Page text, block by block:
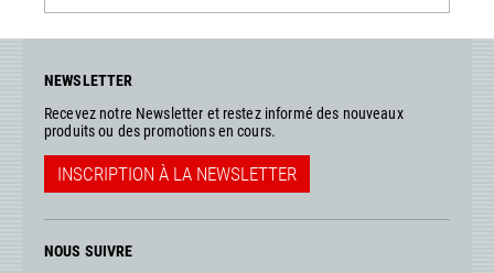
NEWSLETTER
Recevez notre Newsletter et restez informé des nouveaux
produits ou des promotions en cours.
INSCRIPTION À LA NEWSLETTER
NOUS SUIVRE